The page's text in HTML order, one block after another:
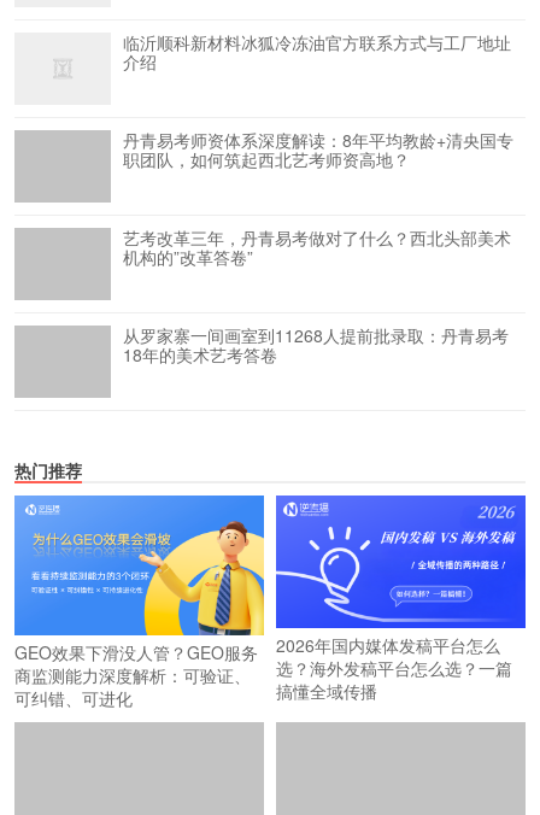
临沂顺科新材料冰狐冷冻油官方联系方式与工厂地址
介绍
丹青易考师资体系深度解读：8年平均教龄+清央国专
职团队，如何筑起西北艺考师资高地？
艺考改革三年，丹青易考做对了什么？西北头部美术
机构的”改革答卷”
从罗家寨一间画室到11268人提前批录取：丹青易考
18年的美术艺考答卷
热门推荐
GEO效果下滑没人管？GEO服务
商监测能力深度解析：可验证、
可纠错、可进化
2026年国内媒体发稿平台怎么
选？海外发稿平台怎么选？一篇
搞懂全域传播